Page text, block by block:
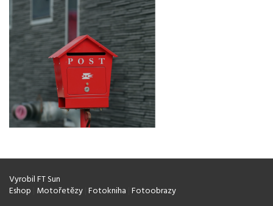
Vyrobil FT Sun
Eshop Motořetězy Fotokniha Fotoobrazy